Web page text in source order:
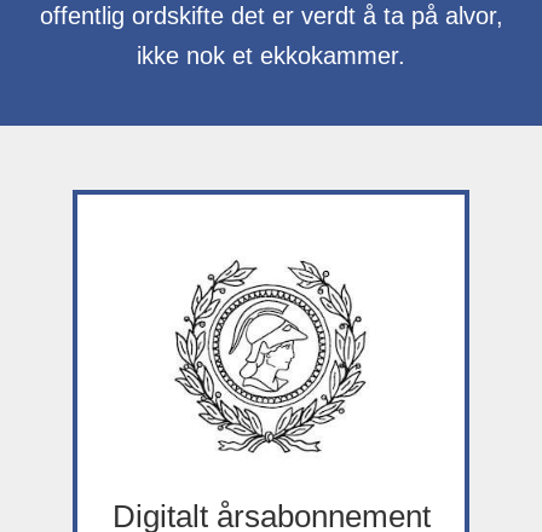
offentlig ordskifte det er verdt å ta på alvor,
ikke nok et ekkokammer.
Digitalt årsabonnement